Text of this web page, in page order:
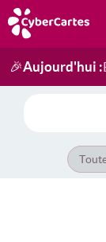
Fête du jour
Amour
Amitié
Merci
Toutes les
🎉Aujourd'hui :